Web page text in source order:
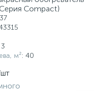
Compact)
м²: 40